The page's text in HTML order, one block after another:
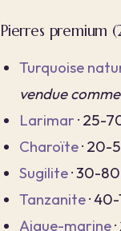
Pierres
Turquoise
vendue
Larimar · 25-
Charoïte· 20-
Sugilite· 30-
Tanzanite·
Aigue-marine